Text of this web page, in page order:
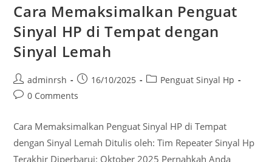
Cara Memaksimalkan Penguat
Sinyal HP di Tempat dengan
Sinyal Lemah
Post
author:
adminrsh
Post
published:
16/10/2025
PostPenguat Sinyal Hp
Post0 Comments
Cara Memaksimalkan Penguat Sinyal HP di Tempat
dengan Sinyal Lemah Ditulis oleh: Tim Repeater Sinyal Hp
Terakhir Diperbarui: Oktober 2025 Pernahkah Anda